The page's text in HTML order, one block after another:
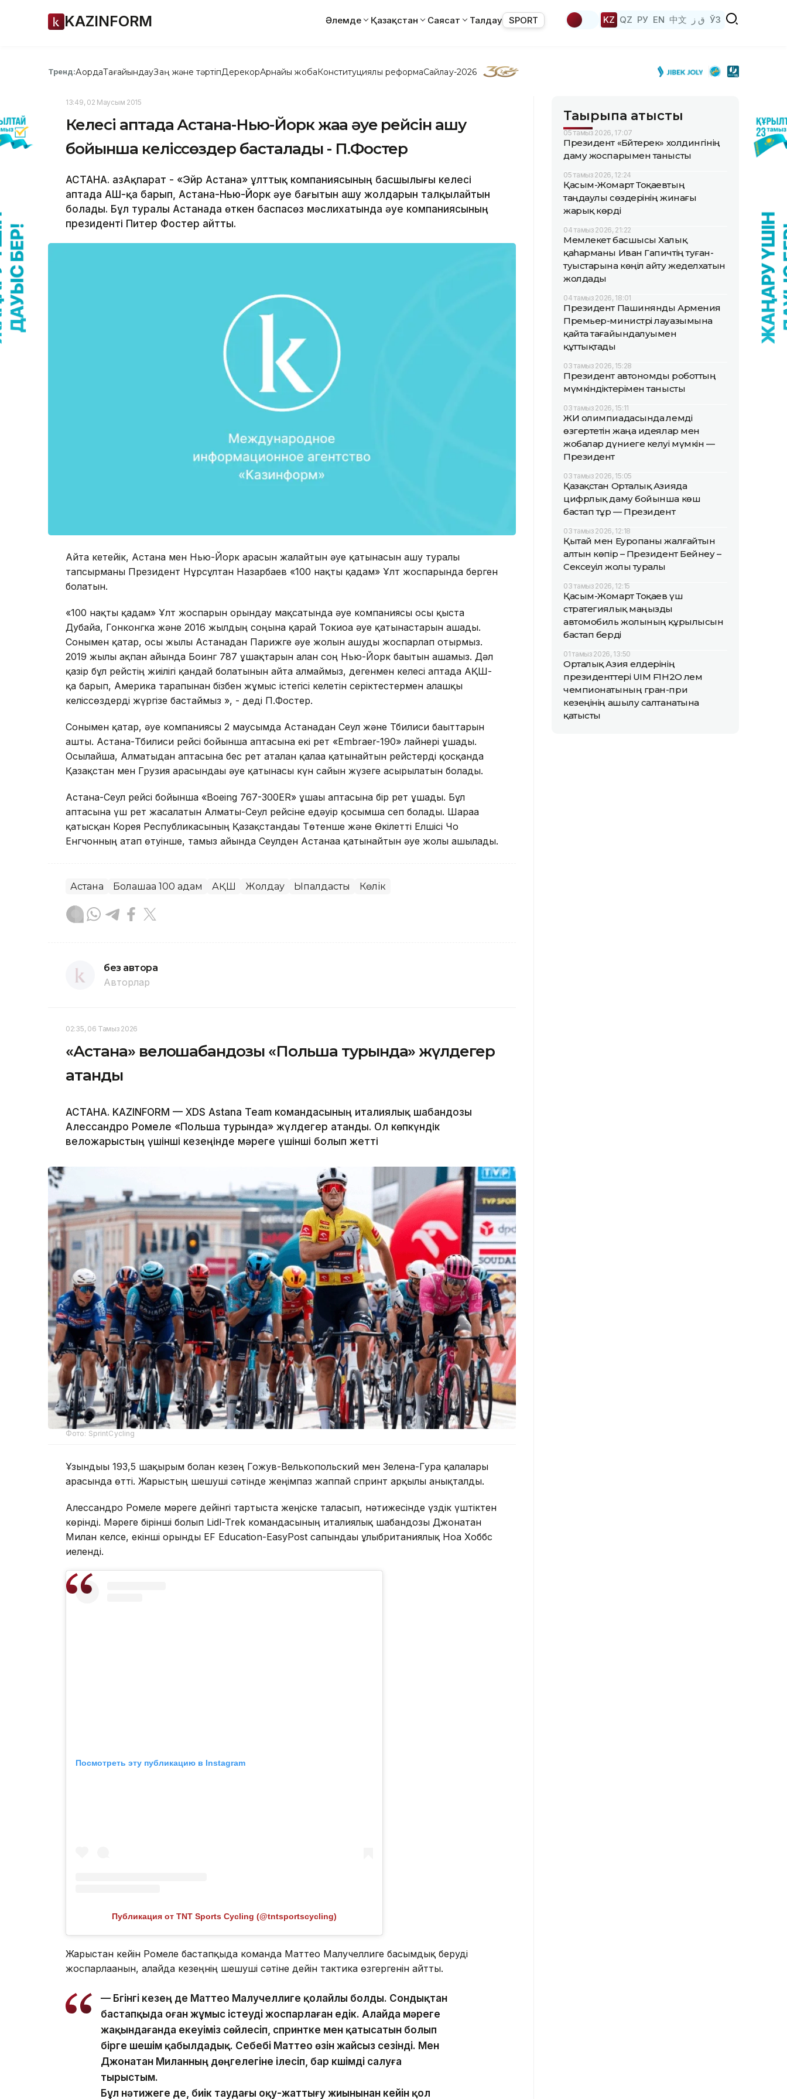
KAZINFORM Әлемде Қазақстан Саясат Талдау SPORT KZ QZ РУ EN 中文 ق ز ЎЗ
Тренд:АқордаТағайындауЗаң және тәртіпДерекқорАрнайы жобаКонституциялық реформаСайлау-2026
13:49, 02 Маусым 2015
Келесі аптада Астана-Нью-Йорк жаңа әуе рейсін ашу
бойынша келіссөздер басталады - П.Фостер
АСТАНА. ҚазАқпарат - «Эйр Астана» ұлттық компаниясының басшылығы келесі
аптада АҚШ-қа барып, Астана-Нью-Йорк әуе бағытын ашу жолдарын талқылайтын
болады. Бұл туралы Астанада өткен баспасөз мәслихатында әуе компаниясының
президенті Питер Фостер айтты.
Айта кетейік, Астана мен Нью-Йорк арасын жалғайтын әуе қатынасын ашу туралы
тапсырманы Президент Нұрсұлтан Назарбаев «100 нақты қадам» Ұлт жоспарында берген
болатын.
«100 нақты қадам» Ұлт жоспарын орындау мақсатында әуе компаниясы осы қыста
Дубайға, Гонконгка және 2016 жылдың соңына қарай Токиоға әуе қатынастарын ашады.
Сонымен қатар, осы жылы Астанадан Парижге әуе жолын ашуды жоспарлап отырмыз.
2019 жылы ақпан айында Боинг 787 ұшақтарын алған соң Нью-Йорк бағытын ашамыз. Дәл
қазір бұл рейстің жиілігі қандай болатынын айта алмаймыз, дегенмен келесі аптада АҚШ-
қа барып, Америка тарапынан бізбен жұмыс істегісі келетін серіктестермен алғашқы
келіссөздерді жүргізе бастаймыз », - деді П.Фостер.
Сонымен қатар, әуе компаниясы 2 маусымда Астанадан Сеул және Тбилиси бағыттарын
ашты. Астана-Тбилиси рейсі бойынша аптасына екі рет «Embraer-190» лайнері ұшады.
Осылайша, Алматыдан аптасына бес рет аталған қалаға қатынайтын рейстерді қосқанда
Қазақстан мен Грузия арасындағы әуе қатынасы күн сайын жүзеге асырылатын болады.
Астана-Сеул рейсі бойынша «Boeing 767-300ER» ұшағы аптасына бір рет ұшады. Бұл
аптасына үш рет жасалатын Алматы-Сеул рейсіне едәуір қосымша сеп болады. Шараға
қатысқан Корея Республикасының Қазақстандағы Төтенше және Өкілетті Елшісі Чо
Енгчонның атап өтуінше, тамыз айында Сеулден Астанаға қатынайтын әуе жолы ашылады.
Астана Болашаққа 100 қадам АҚШ Жолдау Ықпалдастық Көлік
без автора
Авторлар
02:35, 06 Тамыз 2026
«Астана» велошабандозы «Польша турында» жүлдегер
атанды
АСТАНА. KAZINFORM — XDS Astana Team командасының италиялық шабандозы
Алессандро Ромеле «Польша турында» жүлдегер атанды. Ол көпкүндік
веложарыстың үшінші кезеңінде мәреге үшінші болып жетті
Фото: SprintCycling
Ұзындығы 193,5 шақырым болған кезең Гожув-Велькопольский мен Зелена-Гура қалалары
арасында өтті. Жарыстың шешуші сәтінде жеңімпаз жаппай спринт арқылы анықталды.
Алессандро Ромеле мәреге дейінгі тартыста жеңіске таласып, нәтижесінде үздік үштіктен
көрінді. Мәреге бірінші болып Lidl-Trek командасының италиялық шабандозы Джонатан
Милан келсе, екінші орынды EF Education-EasyPost сапындағы ұлыбританиялық Ноа Хоббс
иеленді.
Посмотреть эту публикацию в Instagram
Публикация от TNT Sports Cycling (@tntsportscycling)
Жарыстан кейін Ромеле бастапқыда команда Маттео Малучеллиге басымдық беруді
жоспарлағанын, алайда кезеңнің шешуші сәтіне дейін тактика өзгергенін айтты.
— Бүгінгі кезең де Маттео Малучеллиге қолайлы болды. Сондықтан
бастапқыда оған жұмыс істеуді жоспарлаған едік. Алайда мәреге
жақындағанда екеуіміз сөйлесіп, спринтке мен қатысатын болып
бірге шешім қабылдадық. Себебі Маттео өзін жайсыз сезінді. Мен
Джонатан Миланның дөңгелегіне ілесіп, бар күшімді салуға
тырыстым.
Бұл нәтижеге де, биік таудағы оқу-жаттығу жиынынан кейін қол
Тақырыпқа қатысты
05 тамыз 2026, 17:07
Президент «Бәйтерек» холдингінің
даму жоспарымен танысты
05 тамыз 2026, 12:24
Қасым-Жомарт Тоқаевтың
таңдаулы сөздерінің жинағы
жарық көрді
04 тамыз 2026, 21:22
Мемлекет басшысы Халық
қаһарманы Иван Гапичтің туған-
туыстарына көңіл айту жеделхатын
жолдады
04 тамыз 2026, 18:01
Президент Пашинянды Армения
Премьер-министрі лауазымына
қайта тағайындалуымен
құттықтады
03 тамыз 2026, 15:28
Президент автономды роботтың
мүмкіндіктерімен танысты
03 тамыз 2026, 15:11
ЖИ олимпиадасында әлемді
өзгертетін жаңа идеялар мен
жобалар дүниеге келуі мүмкін —
Президент
03 тамыз 2026, 15:05
Қазақстан Орталық Азияда
цифрлық даму бойынша көш
бастап тұр — Президент
03 тамыз 2026, 12:18
Қытай мен Еуропаны жалғайтын
алтын көпір – Президент Бейнеу –
Сексеуіл жолы туралы
03 тамыз 2026, 12:15
Қасым-Жомарт Тоқаев үш
стратегиялық маңызды
автомобиль жолының құрылысын
бастап берді
01 тамыз 2026, 13:50
Орталық Азия елдерінің
президенттері UIM F1H2O әлем
чемпионатының гран-при
кезеңінің ашылу салтанатына
қатысты